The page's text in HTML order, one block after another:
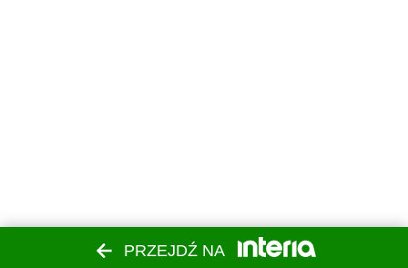
PRZEJDŹ NA